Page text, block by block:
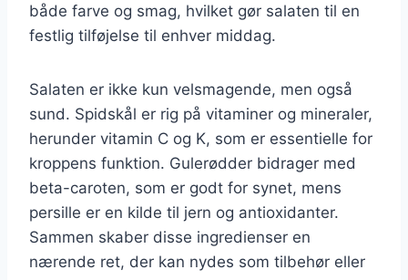
både farve og smag, hvilket gør salaten til en
festlig tilføjelse til enhver middag.
Salaten er ikke kun velsmagende, men også
sund. Spidskål er rig på vitaminer og mineraler,
herunder vitamin C og K, som er essentielle for
kroppens funktion. Gulerødder bidrager med
beta-caroten, som er godt for synet, mens
persille er en kilde til jern og antioxidanter.
Sammen skaber disse ingredienser en
nærende ret, der kan nydes som tilbehør eller